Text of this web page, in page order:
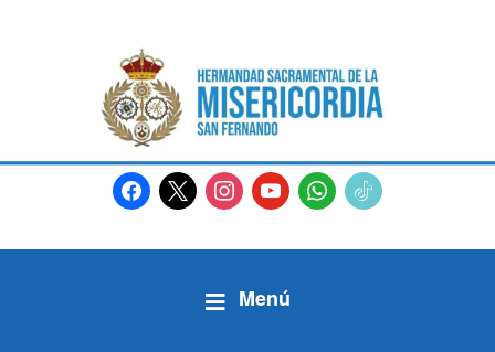
facebook
x instagram
youtubewhatsapp
tiktok2